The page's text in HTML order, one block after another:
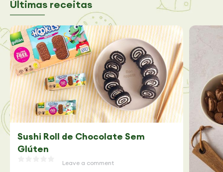
Últimas receitas
Sushi Roll de Chocolate Sem
Glúten
Leave a comment